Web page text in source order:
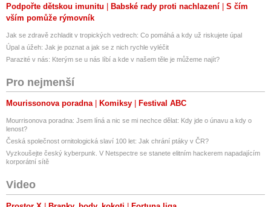
Podpořte dětskou imunitu Babské rady proti nachlazení
S čím
vším pomůže rýmovník
Jak se zdravě zchladit v tropických vedrech: Co pomáhá a kdy už riskujete úpal
Úpal a úžeh: Jak je poznat a jak se z nich rychle vyléčit
Parazité v nás: Kterým se u nás líbí a kde v našem těle je můžeme najít?
Pro nejmenší
Mourissonova poradna Komiksy Festival ABC
Mourrisonova poradna: Jsem líná a nic se mi nechce dělat: Kdy jde o únavu a kdy o
lenost?
Česká společnost ornitologická slaví 100 let: Jak chrání ptáky v ČR?
Vyzkoušejte český kyberpunk. V Netspectre se stanete elitním hackerem napadajícím
korporátní sítě
Video